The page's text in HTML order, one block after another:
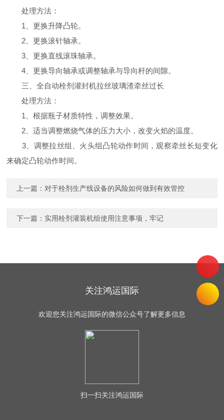
处理方法：
1、更换升降凸轮。
2、更换滚针轴承。
3、更换直线滚珠轴承。
4、更换导向轴承或调整轴承与导向杆的间隙。
三、全自动栓剂灌封机拉丝玻璃渣牵丝过长
处理方法：
1、根据瓶子材质特性，调整效果。
2、适当调整燃烧气体的压力大小，改变火焰的温度。
3、调整拉丝组、火头组凸轮动作时间，观察牵丝长短变化
来确定凸轮动作时间。
上一篇： 对于栓剂生产线设备的风险如何做到有效管控
下一篇： 实用栓剂灌装机组使用注意事项，牢记
关注鸿运国际
欢迎您关注鸿运国际的微信公众号了解更多信息
扫一扫关注鸿运国际